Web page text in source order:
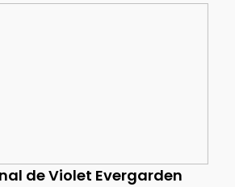
de Violet Evergarden